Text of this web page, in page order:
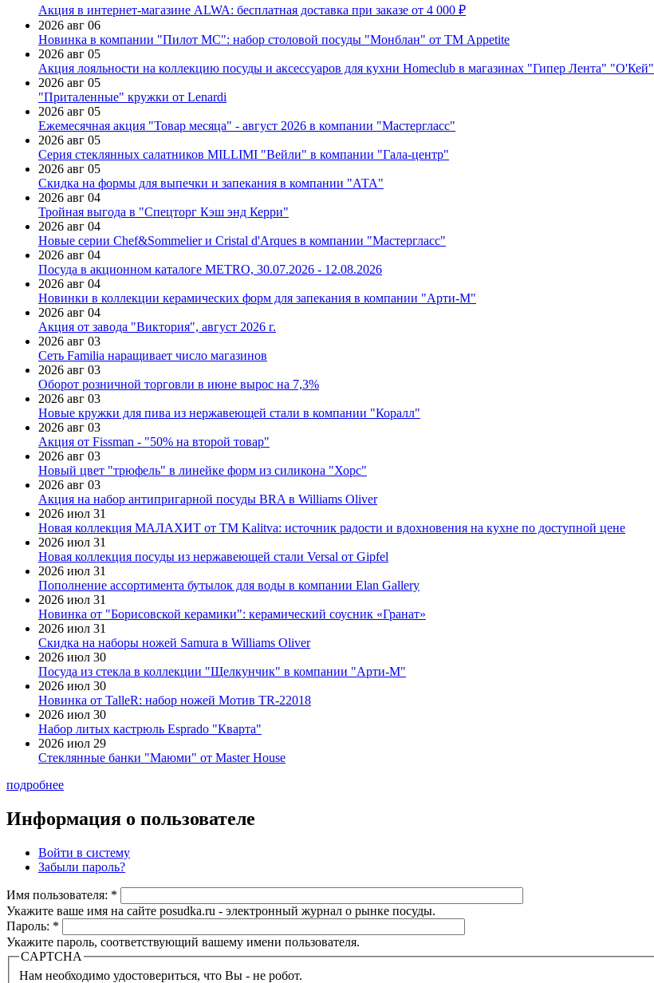
Акция в интернет-магазине ALWA: бесплатная доставка при заказе от 4 000 ₽
2026 авг 06
Новинка в компании "Пилот МС": набор столовой посуды "Монблан" от ТМ Appetite
2026 авг 05
Акция лояльности на коллекцию посуды и аксессуаров для кухни Homeclub в магазинах "Гипер Лента" "О'Кей"
2026 авг 05
"Приталенные" кружки от Lenardi
2026 авг 05
Ежемесячная акция "Товар месяца" - август 2026 в компании "Мастергласс"
2026 авг 05
Серия стеклянных салатников MILLIMI "Вейли" в компании "Гала-центр"
2026 авг 05
Скидка на формы для выпечки и запекания в компании "АТА"
2026 авг 04
Тройная выгода в "Спецторг Кэш энд Керри"
2026 авг 04
Новые серии Chef&Sommelier и Cristal d'Arques в компании "Мастергласс"
2026 авг 04
Посуда в акционном каталоге METRO, 30.07.2026 - 12.08.2026
2026 авг 04
Новинки в коллекции керамических форм для запекания в компании "Арти-М"
2026 авг 04
Акция от завода "Виктория", август 2026 г.
2026 авг 03
Сеть Familia наращивает число магазинов
2026 авг 03
Оборот розничной торговли в июне вырос на 7,3%
2026 авг 03
Новые кружки для пива из нержавеющей стали в компании "Коралл"
2026 авг 03
Акция от Fissman - "50% на второй товар"
2026 авг 03
Новый цвет "трюфель" в линейке форм из силикона "Хорс"
2026 авг 03
Акция на набор антипригарной посуды BRA в Williams Oliver
2026 июл 31
Новая коллекция МАЛАХИТ от ТМ Kalitva: источник радости и вдохновения на кухне по доступной цене
2026 июл 31
Новая коллекция посуды из нержавеющей стали Versal от Gipfel
2026 июл 31
Пополнение ассортимента бутылок для воды в компании Elan Gallery
2026 июл 31
Новинка от "Борисовской керамики": керамический соусник «Гранат»
2026 июл 31
Скидка на наборы ножей Samura в Williams Oliver
2026 июл 30
Посуда из стекла в коллекции "Щелкунчик" в компании "Арти-М"
2026 июл 30
Новинка от TalleR: набор ножей Мотив TR-22018
2026 июл 30
Набор литых кастрюль Esprado "Кварта"
2026 июл 29
Стеклянные банки "Маюми" от Master House
подробнее
Информация о пользователе
Войти в систему
Забыли пароль?
Имя пользователя: *
Укажите ваше имя на сайте posudka.ru - электронный журнал о рынке посуды.
Пароль: *
Укажите пароль, соответствующий вашему имени пользователя.
CAPTCHA
Нам необходимо удостовериться, что Вы - не робот.